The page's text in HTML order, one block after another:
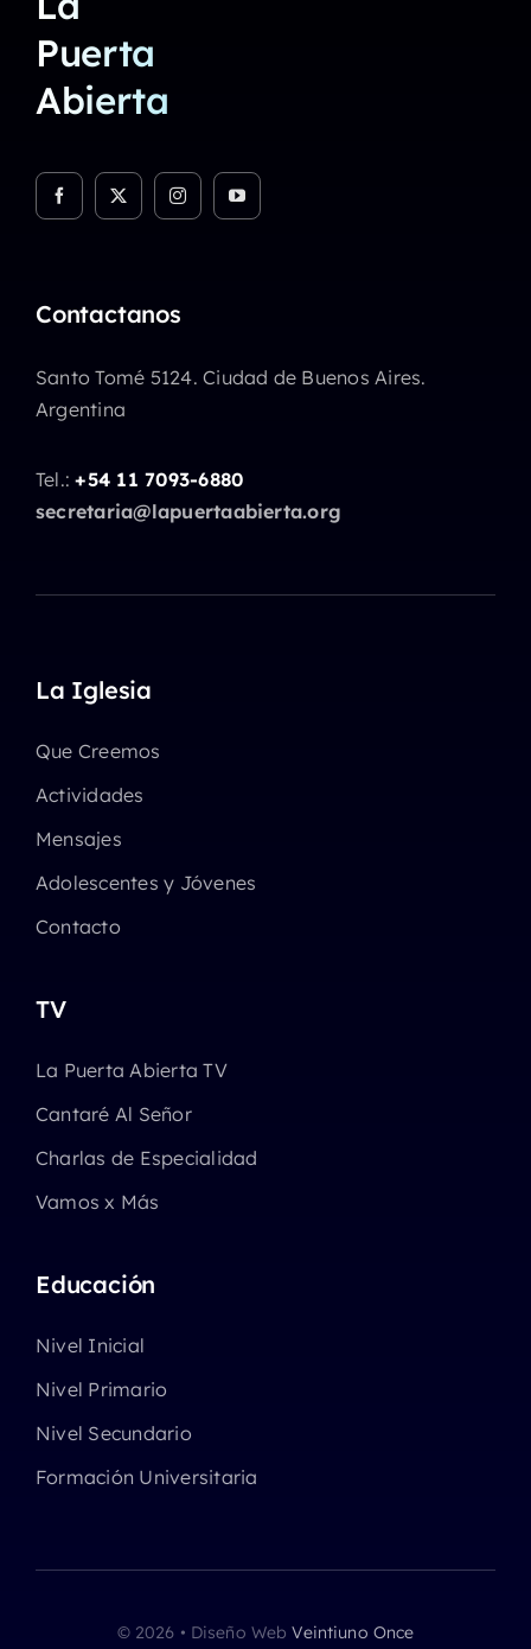
Puerta
Abierta
Contactanos
Santo Tomé 5124. Ciudad de Buenos Aires.
Argentina
Tel.:+54 11 7093-6880
secretaria@lapuertaabierta.org
La Iglesia
Que Creemos
Actividades
Mensajes
Adolescentes y Jóvenes
Contacto
TV
La Puerta Abierta TV
Cantaré Al Señor
Charlas de Especialidad
Vamos x Más
Educación
Nivel Inicial
Nivel Primario
Nivel Secundario
Formación Universitaria
© 2026 • Diseño WebVeintiuno Once